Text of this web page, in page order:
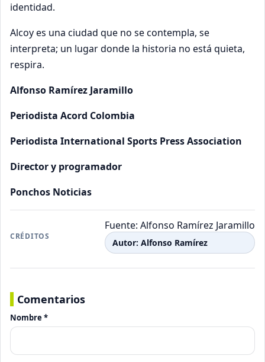
identidad.
Alcoy es una ciudad que no se contempla, se
interpreta; un lugar donde la historia no está quieta,
respira.
Alfonso Ramírez Jaramillo
Periodista Acord Colombia
Periodista International Sports Press Association
Director y programador
Ponchos Noticias
CRÉDITOS
Fuente: Alfonso Ramírez Jaramillo
Autor: Alfonso Ramírez
Comentarios
Nombre *